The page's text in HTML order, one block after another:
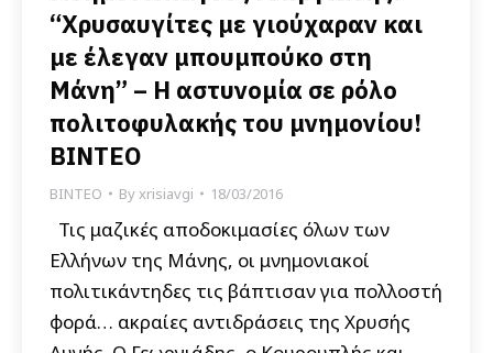
“Χρυσαυγίτες με γιούχαραν και
με έλεγαν μπουμπούκο στη
Μάνη” – Η αστυνομία σε ρόλο
πολιτοφυλακής του μνημονίου!
ΒΙΝΤΕΟ
ΒΙΝΤΕΟ Byxrisiavgi 18/03/2016
Τις μαζικές αποδοκιμασίες όλων των
Ελλήνων της Μάνης, οι μνημονιακοί
πολιτικάντηδες τις βάπτισαν για πολλοστή
φορά… ακραίες αντιδράσεις της Χρυσής